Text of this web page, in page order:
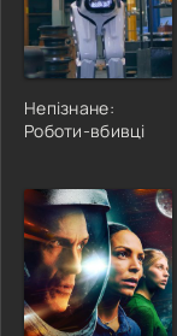
Непізнане:
Роботи-вбивці